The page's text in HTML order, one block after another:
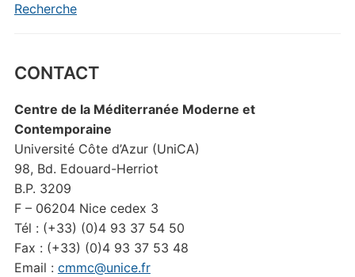
Recherche
CONTACT
Centre de la Méditerranée Moderne et
Contemporaine
Université Côte d’Azur (UniCA)
98, Bd. Edouard-Herriot
B.P. 3209
F – 06204 Nice cedex 3
Tél : (+33) (0)4 93 37 54 50
Fax : (+33) (0)4 93 37 53 48
Email : cmmc@unice.fr